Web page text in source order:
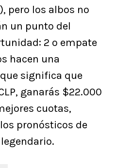
pero los albos no
un punto del
2 o empate
hacen una
significa que
ganarás $22.000
cuotas,
pronósticos de